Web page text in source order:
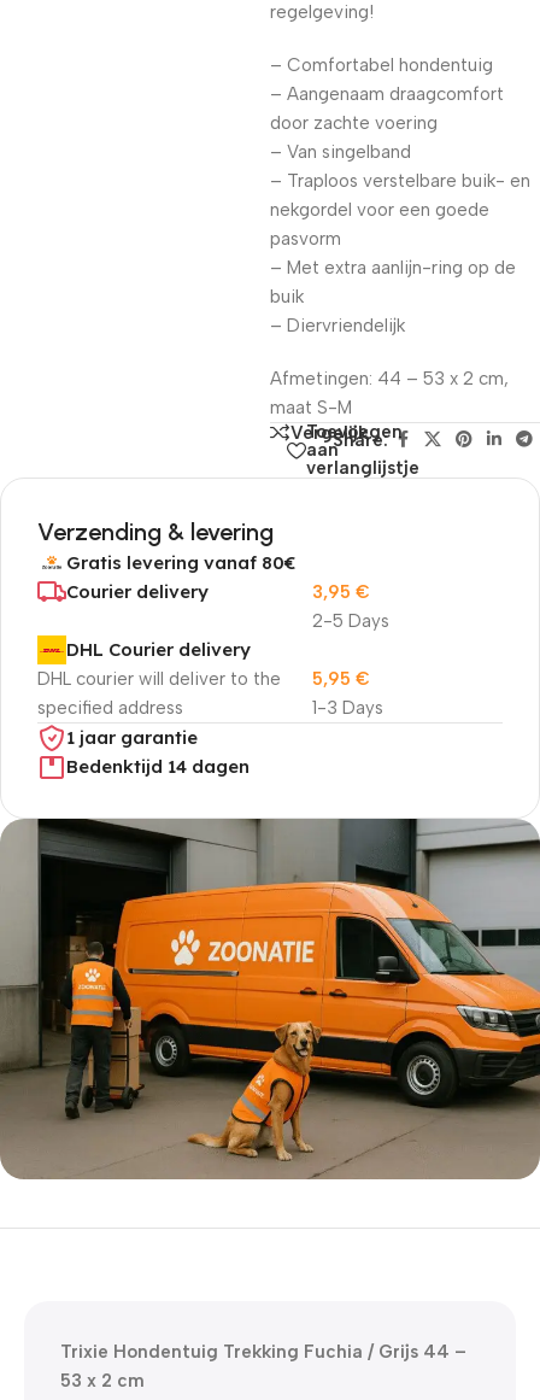
regelgeving!
– Comfortabel hondentuig
– Aangenaam draagcomfort
door zachte voering
– Van singelband
– Traploos verstelbare buik- en
nekgordel voor een goede
pasvorm
– Met extra aanlijn-ring op de
buik
– Diervriendelijk
Afmetingen: 44 – 53 x 2 cm,
maat S-M
Vergelijk
Toevoegen
aan
verlanglijstje
Share:
Verzending & levering
Gratis levering vanaf 80€
Courier delivery
2-5 Days
3,95 €
DHL Courier delivery
DHL courier will deliver to the
specified address
1-3 Days
5,95 €
1 jaar garantie
Bedenktijd 14 dagen
5% korting met code
Trixie Hondentuig Trekking Fuchia / Grijs 44 –
53 x 2 cm